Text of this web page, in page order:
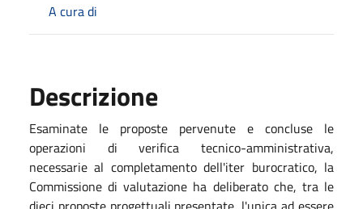
A cura di
Descrizione
Esaminate le proposte pervenute e concluse le
operazioni di verifica tecnico-amministrativa,
necessarie al completamento dell'iter burocratico, la
Commissione di valutazione ha deliberato che, tra le